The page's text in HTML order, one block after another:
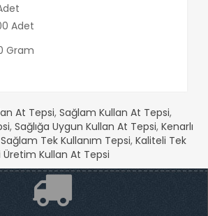
Adet
Gram
At Tepsi, Sağlam Kullan At Tepsi,
, Sağlığa Uygun Kullan At Tepsi, Kenarlı
Sağlam Tek Kullanım Tepsi, Kaliteli Tek
Üretim Kullan At Tepsi